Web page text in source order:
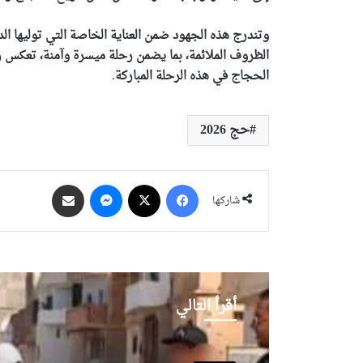
وتندرج هذه الجهود ضمن العناية الخاصة التي
الظروف الملائمة، بما يضمن رحلة ميسرة وآمنة،
الحجاج في هذه الرحلة المباركة.
حج 2026
شاركها
فيسبوك ماسنجر
أقرأ التالي